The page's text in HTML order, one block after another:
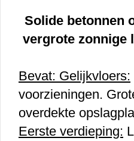
Solide betonnen
vergrote zonnige
Bevat: Gelijkvloers:
voorzieningen.
overdekte
Eerste verdieping: